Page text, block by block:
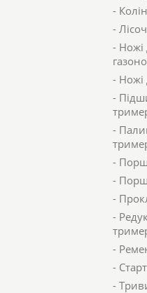
-
-
- Ножі
- Ножі
-
-
-
-
-
-
-
-
-